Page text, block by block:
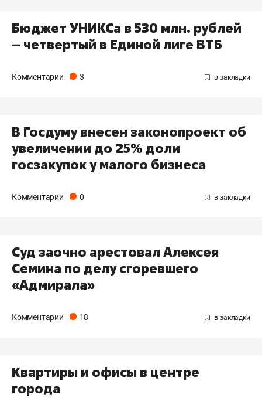
Бюджет УНИКСа в 530 млн. рублей
– четвертый в Единой лиге ВТБ
Комментарии 3
В Госдуму внесен законопроект об
увеличении до 25% доли
госзакупок у малого бизнеса
Комментарии 0
Суд заочно арестовал Алексея
Семина по делу сгоревшего
«Адмирала»
Комментарии 18
Квартиры и офисы в центре
города